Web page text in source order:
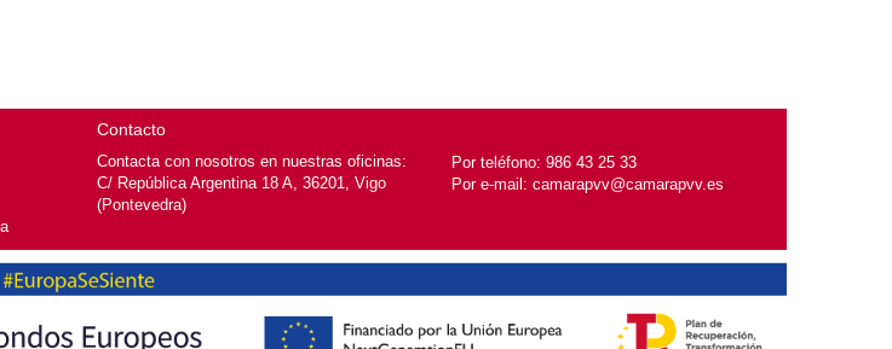
Contacto
Contacta con nosotros en nuestras oficinas:
C/ República Argentina 18 A, 36201, Vigo
(Pontevedra)
Por teléfono: 986 43 25 33
Por e-mail: camarapvv@camarapvv.es